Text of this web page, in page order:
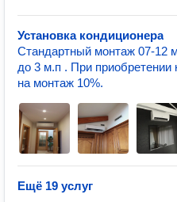
Установка кондиционера
Стандартный монтаж 07-12
до 3 м.п . При приобретении
на монтаж 10%.
Ещё 19 услуг